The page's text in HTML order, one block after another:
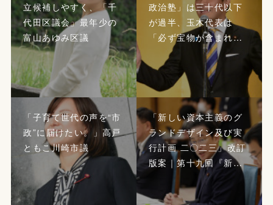
立候補しやすく、「千
代田区議会」最年少の
富山あゆみ区議
政治塾」は三十代以下
が過半、玉木代表は
「必ず宝物が含まれ…
「子育て世代の声を“市
政”に届けたい。」高戸
ともこ川崎市議
「新しい資本主義のグ
ランドデザイン及び実
行計画 二〇二三」改訂
版案｜第十九回『新…